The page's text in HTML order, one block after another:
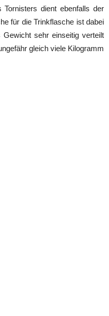
dient ebenfalls der
für die Trinkflasche ist dabei
sehr einseitig verteilt
gleich viele Kilogramm